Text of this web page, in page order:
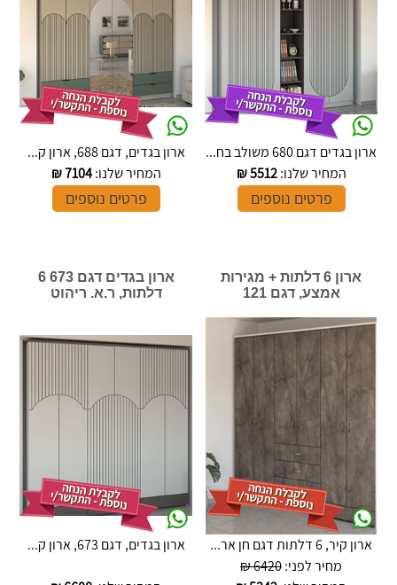
ארון בגדים דגם 680 משולב בח...
המחיר שלנו:5512
₪
פרטים נוספים
ארון בגדים, דגם 688, ארון ק...
המחיר שלנו:7104
₪
פרטים נוספים
ארון 6 דלתות + מגירות
אמצע, דגם 121
ארון קיר, 6 דלתות דגם חן אר...
מחיר לפני:6420 ₪
ארון בגדים דגם 673 6
דלתות, ר.א. ריהוט
ארון בגדים, דגם 673, ארון ק...